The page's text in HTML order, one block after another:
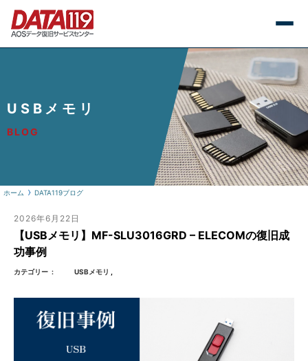
USBメモリ
BLOG
ホーム DATA119ブログ
2026年6月22日
【USBメモリ】MF-SLU3016GRD – ELECOMの復旧成
功事例
カテゴリー USBメモリ